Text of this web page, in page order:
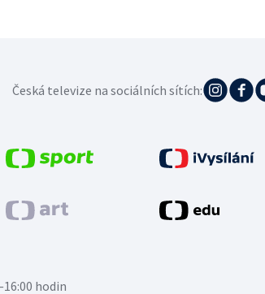
hodin
Česká televize na sociálních sítích: